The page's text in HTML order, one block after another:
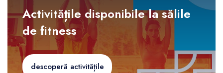
Activitățile disponibile la sălile
de fitness
descoperă activitățile